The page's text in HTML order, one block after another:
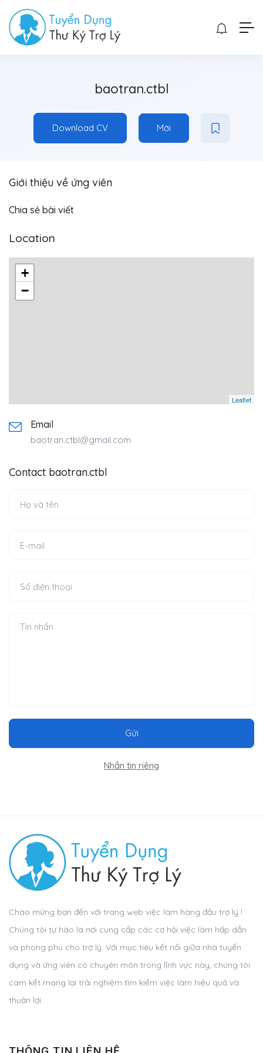
baotran.ctbl
Download CV Mời
Giới thiệu về ứng viên
Chia sẻ bài viết
Location
+
−
Leaflet
Email
baotran.ctbl@gmail.com
Contact baotran.ctbl
Gửi
Nhắn tin riêng
Chào mừng bạn đến với trang web việc làm hàng đầu trợ lý !
Chúng tôi tự hào là nơi cung cấp các cơ hội việc làm hấp dẫn
và phong phú cho trợ lý. Với mục tiêu kết nối giữa nhà tuyển
dụng và ứng viên có chuyên môn trong lĩnh vực này, chúng tôi
cam kết mang lại trải nghiệm tìm kiếm việc làm hiệu quả và
thuận lợi.